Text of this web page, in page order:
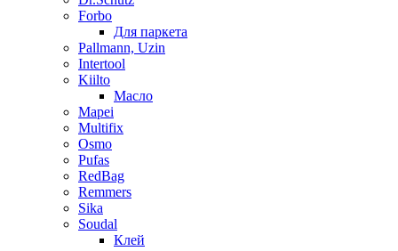
Forbo
Для паркета
Pallmann, Uzin
Intertool
Kiilto
Масло
Mapei
Multifix
Osmo
Pufas
RedBag
Remmers
Sika
Soudal
Клей